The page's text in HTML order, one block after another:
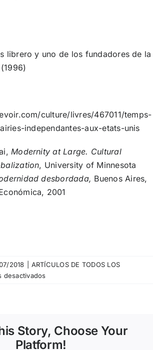
librero y uno de los fundadores de la
culture/livres/467011/temps-
independantes-aux-etats-unis
Modernity at Large. Cultural
, University of Minnesota
desbordada, Buenos Aires,
2001
2018
ARTÍCULOS DE TODOS LOS
desactivadosen
y
Goliat
Story, Choose Your
Platform!